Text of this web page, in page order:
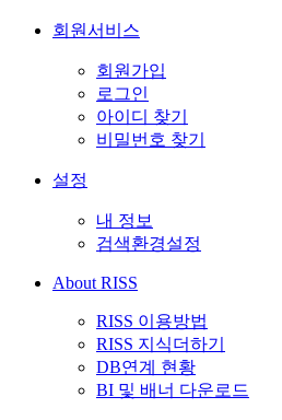
회원서비스
회원가입
로그인
아이디 찾기
비밀번호 찾기
설정
내 정보
검색환경설정
About RISS
RISS 이용방법
RISS 지식더하기
DB연계 현황
BI 및 배너 다운로드